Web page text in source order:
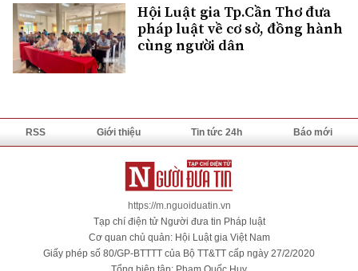
Hội Luật gia Tp.Cần Thơ đưa
pháp luật về cơ sở, đồng hành
cùng người dân
RSS Giới thiệu Tin tức 24h Báo mới
https://m.nguoiduatin.vn
Tạp chí điện tử Người đưa tin Pháp luật
Cơ quan chủ quản: Hội Luật gia Việt Nam
Giấy phép số 80/GP-BTTTT của Bộ TT&TT cấp ngày 27/2/2020